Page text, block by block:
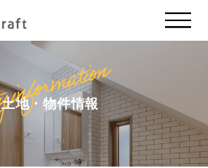
土地・物件情報